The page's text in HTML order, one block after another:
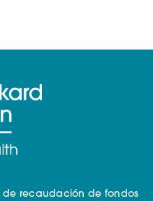
de recaudación de fondos